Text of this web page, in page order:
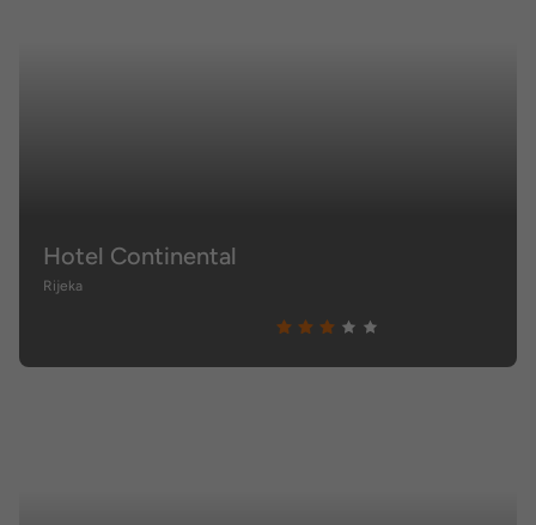
Hotel Continental
Rijeka